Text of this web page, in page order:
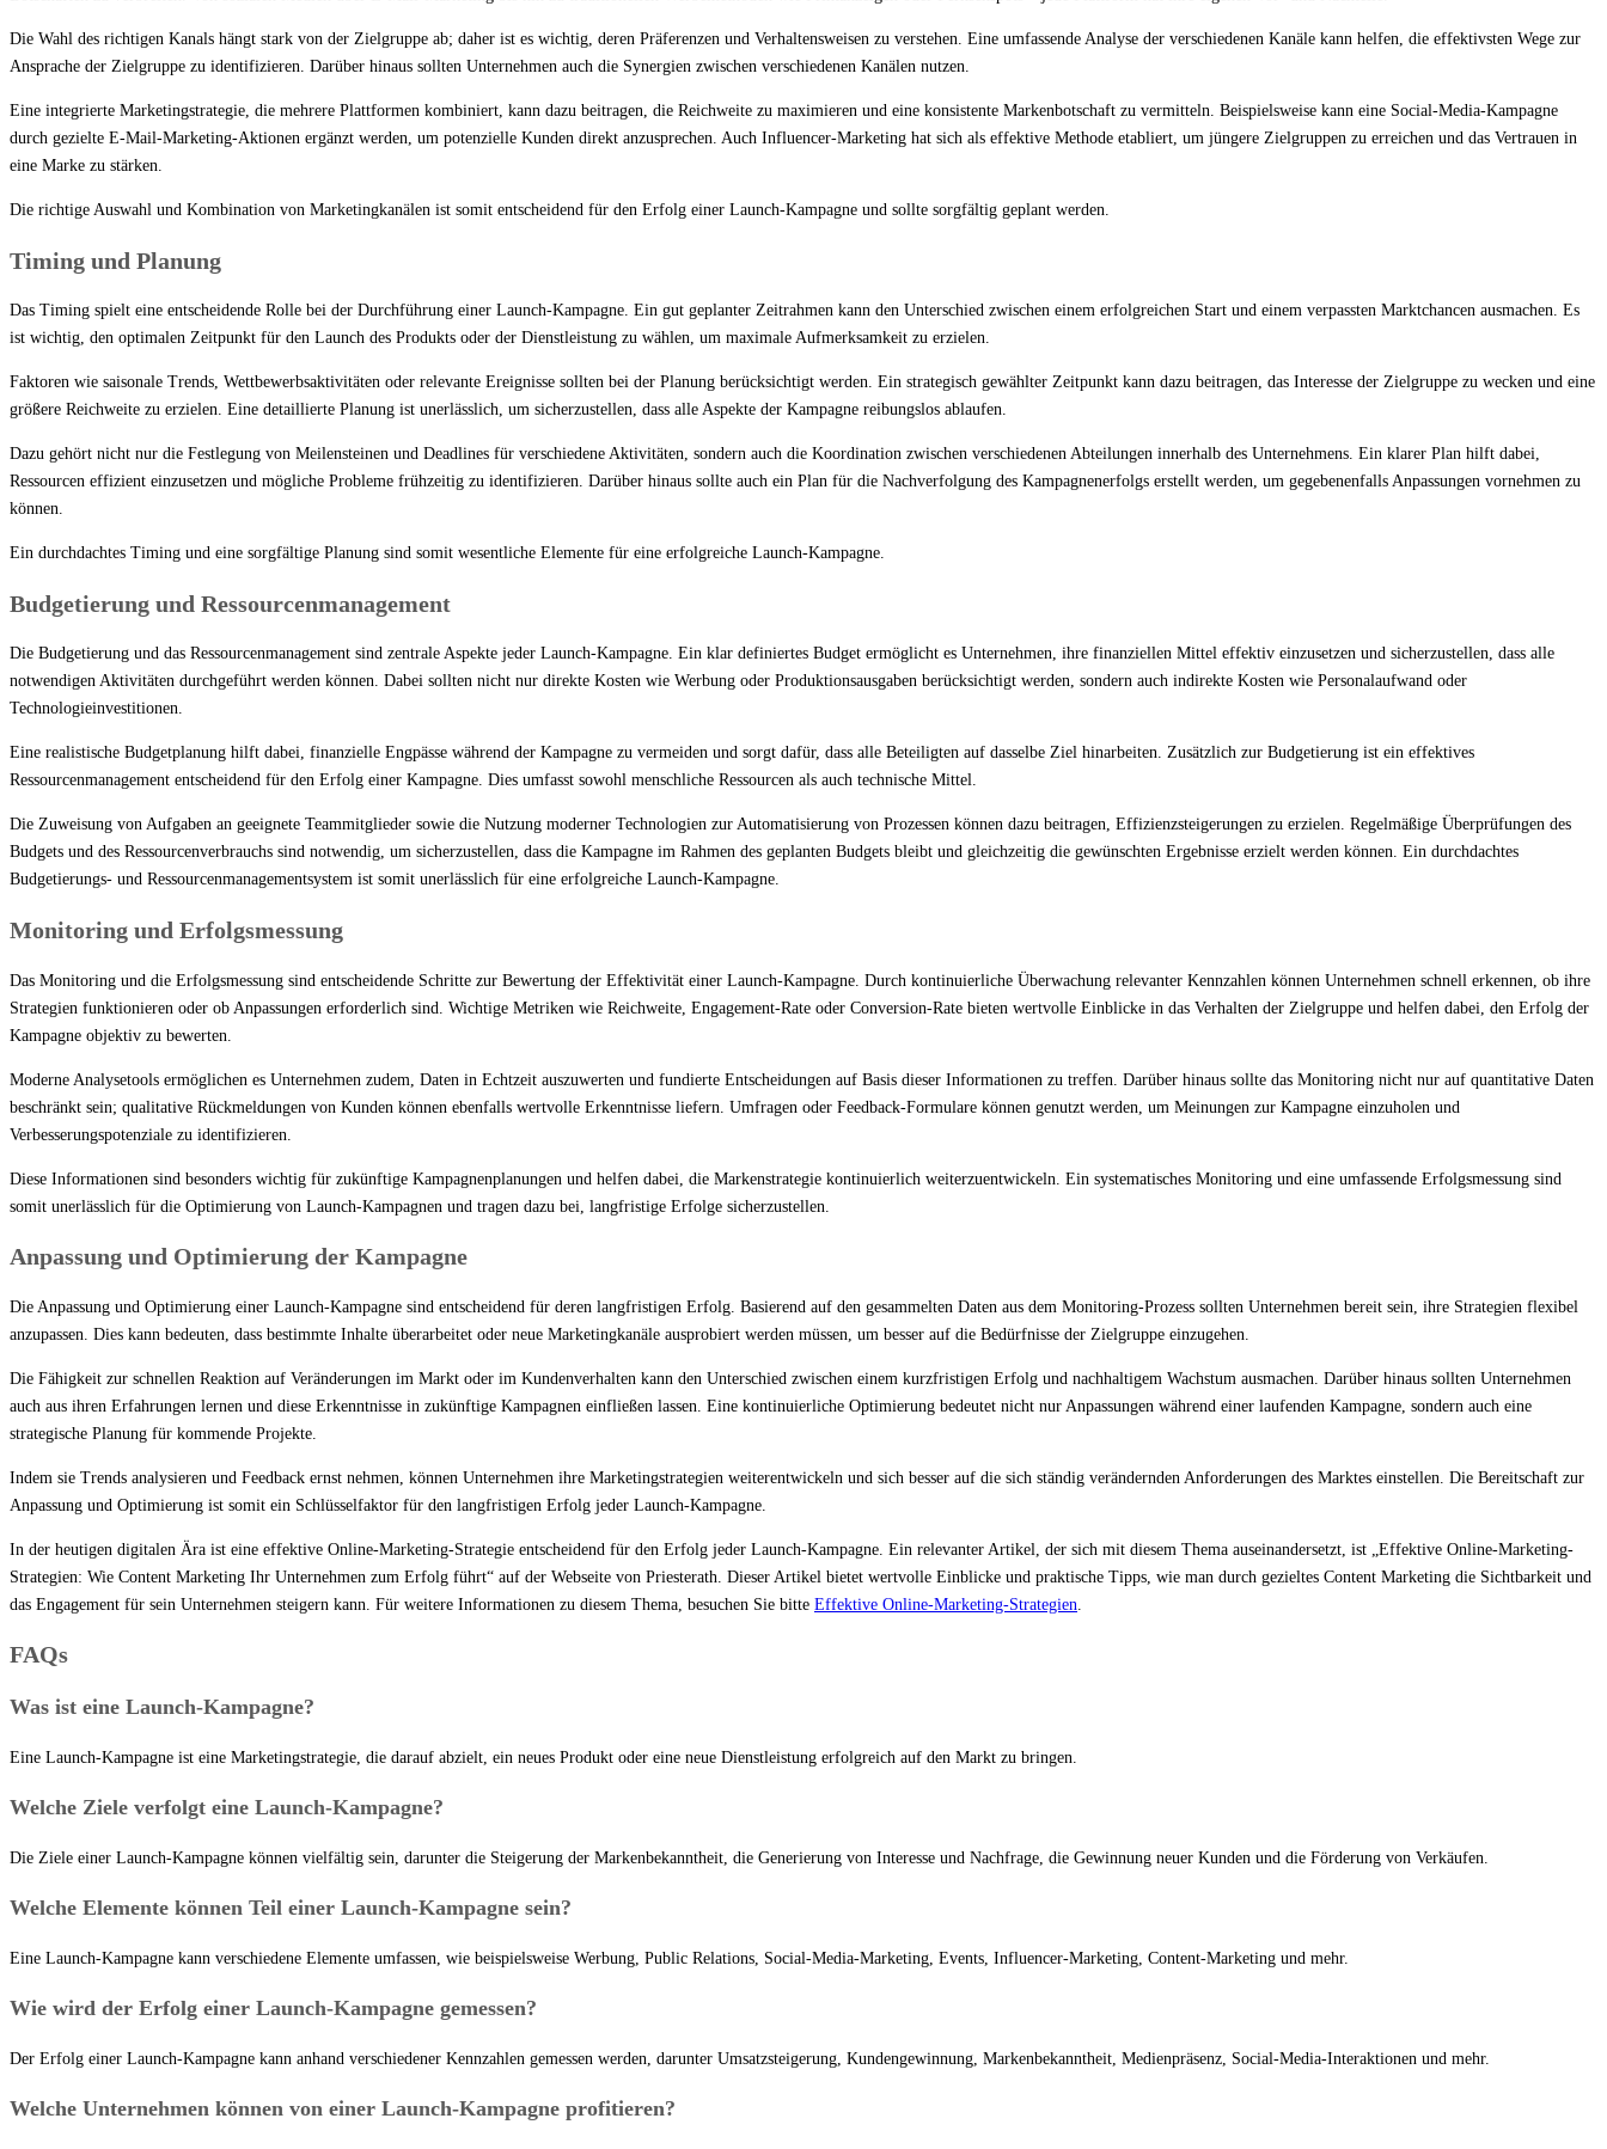
Die Wahl des richtigen Kanals hängt stark von der Zielgruppe ab; daher ist es wichtig, deren Präferenzen und Verhaltensweisen zu verstehen. Eine umfassende Analyse der verschiedenen Kanäle kann helfen, die effektivsten Wege zur
Ansprache der Zielgruppe zu identifizieren. Darüber hinaus sollten Unternehmen auch die Synergien zwischen verschiedenen Kanälen nutzen.
Eine integrierte Marketingstrategie, die mehrere Plattformen kombiniert, kann dazu beitragen, die Reichweite zu maximieren und eine konsistente Markenbotschaft zu vermitteln. Beispielsweise kann eine Social-Media-Kampagne
durch gezielte E-Mail-Marketing-Aktionen ergänzt werden, um potenzielle Kunden direkt anzusprechen. Auch Influencer-Marketing hat sich als effektive Methode etabliert, um jüngere Zielgruppen zu erreichen und das Vertrauen in
eine Marke zu stärken.
Die richtige Auswahl und Kombination von Marketingkanälen ist somit entscheidend für den Erfolg einer Launch-Kampagne und sollte sorgfältig geplant werden.
Timing und Planung
Das Timing spielt eine entscheidende Rolle bei der Durchführung einer Launch-Kampagne. Ein gut geplanter Zeitrahmen kann den Unterschied zwischen einem erfolgreichen Start und einem verpassten Marktchancen ausmachen. Es
ist wichtig, den optimalen Zeitpunkt für den Launch des Produkts oder der Dienstleistung zu wählen, um maximale Aufmerksamkeit zu erzielen.
Faktoren wie saisonale Trends, Wettbewerbsaktivitäten oder relevante Ereignisse sollten bei der Planung berücksichtigt werden. Ein strategisch gewählter Zeitpunkt kann dazu beitragen, das Interesse der Zielgruppe zu wecken und eine
größere Reichweite zu erzielen. Eine detaillierte Planung ist unerlässlich, um sicherzustellen, dass alle Aspekte der Kampagne reibungslos ablaufen.
Dazu gehört nicht nur die Festlegung von Meilensteinen und Deadlines für verschiedene Aktivitäten, sondern auch die Koordination zwischen verschiedenen Abteilungen innerhalb des Unternehmens. Ein klarer Plan hilft dabei,
Ressourcen effizient einzusetzen und mögliche Probleme frühzeitig zu identifizieren. Darüber hinaus sollte auch ein Plan für die Nachverfolgung des Kampagnenerfolgs erstellt werden, um gegebenenfalls Anpassungen vornehmen zu
können.
Ein durchdachtes Timing und eine sorgfältige Planung sind somit wesentliche Elemente für eine erfolgreiche Launch-Kampagne.
Budgetierung und Ressourcenmanagement
Die Budgetierung und das Ressourcenmanagement sind zentrale Aspekte jeder Launch-Kampagne. Ein klar definiertes Budget ermöglicht es Unternehmen, ihre finanziellen Mittel effektiv einzusetzen und sicherzustellen, dass alle
notwendigen Aktivitäten durchgeführt werden können. Dabei sollten nicht nur direkte Kosten wie Werbung oder Produktionsausgaben berücksichtigt werden, sondern auch indirekte Kosten wie Personalaufwand oder
Technologieinvestitionen.
Eine realistische Budgetplanung hilft dabei, finanzielle Engpässe während der Kampagne zu vermeiden und sorgt dafür, dass alle Beteiligten auf dasselbe Ziel hinarbeiten. Zusätzlich zur Budgetierung ist ein effektives
Ressourcenmanagement entscheidend für den Erfolg einer Kampagne. Dies umfasst sowohl menschliche Ressourcen als auch technische Mittel.
Die Zuweisung von Aufgaben an geeignete Teammitglieder sowie die Nutzung moderner Technologien zur Automatisierung von Prozessen können dazu beitragen, Effizienzsteigerungen zu erzielen. Regelmäßige Überprüfungen des
Budgets und des Ressourcenverbrauchs sind notwendig, um sicherzustellen, dass die Kampagne im Rahmen des geplanten Budgets bleibt und gleichzeitig die gewünschten Ergebnisse erzielt werden können. Ein durchdachtes
Budgetierungs- und Ressourcenmanagementsystem ist somit unerlässlich für eine erfolgreiche Launch-Kampagne.
Monitoring und Erfolgsmessung
Das Monitoring und die Erfolgsmessung sind entscheidende Schritte zur Bewertung der Effektivität einer Launch-Kampagne. Durch kontinuierliche Überwachung relevanter Kennzahlen können Unternehmen schnell erkennen, ob ihre
Strategien funktionieren oder ob Anpassungen erforderlich sind. Wichtige Metriken wie Reichweite, Engagement-Rate oder Conversion-Rate bieten wertvolle Einblicke in das Verhalten der Zielgruppe und helfen dabei, den Erfolg der
Kampagne objektiv zu bewerten.
Moderne Analysetools ermöglichen es Unternehmen zudem, Daten in Echtzeit auszuwerten und fundierte Entscheidungen auf Basis dieser Informationen zu treffen. Darüber hinaus sollte das Monitoring nicht nur auf quantitative Daten
beschränkt sein; qualitative Rückmeldungen von Kunden können ebenfalls wertvolle Erkenntnisse liefern. Umfragen oder Feedback-Formulare können genutzt werden, um Meinungen zur Kampagne einzuholen und
Verbesserungspotenziale zu identifizieren.
Diese Informationen sind besonders wichtig für zukünftige Kampagnenplanungen und helfen dabei, die Markenstrategie kontinuierlich weiterzuentwickeln. Ein systematisches Monitoring und eine umfassende Erfolgsmessung sind
somit unerlässlich für die Optimierung von Launch-Kampagnen und tragen dazu bei, langfristige Erfolge sicherzustellen.
Anpassung und Optimierung der Kampagne
Die Anpassung und Optimierung einer Launch-Kampagne sind entscheidend für deren langfristigen Erfolg. Basierend auf den gesammelten Daten aus dem Monitoring-Prozess sollten Unternehmen bereit sein, ihre Strategien flexibel
anzupassen. Dies kann bedeuten, dass bestimmte Inhalte überarbeitet oder neue Marketingkanäle ausprobiert werden müssen, um besser auf die Bedürfnisse der Zielgruppe einzugehen.
Die Fähigkeit zur schnellen Reaktion auf Veränderungen im Markt oder im Kundenverhalten kann den Unterschied zwischen einem kurzfristigen Erfolg und nachhaltigem Wachstum ausmachen. Darüber hinaus sollten Unternehmen
auch aus ihren Erfahrungen lernen und diese Erkenntnisse in zukünftige Kampagnen einfließen lassen. Eine kontinuierliche Optimierung bedeutet nicht nur Anpassungen während einer laufenden Kampagne, sondern auch eine
strategische Planung für kommende Projekte.
Indem sie Trends analysieren und Feedback ernst nehmen, können Unternehmen ihre Marketingstrategien weiterentwickeln und sich besser auf die sich ständig verändernden Anforderungen des Marktes einstellen. Die Bereitschaft zur
Anpassung und Optimierung ist somit ein Schlüsselfaktor für den langfristigen Erfolg jeder Launch-Kampagne.
In der heutigen digitalen Ära ist eine effektive Online-Marketing-Strategie entscheidend für den Erfolg jeder Launch-Kampagne. Ein relevanter Artikel, der sich mit diesem Thema auseinandersetzt, ist „Effektive Online-Marketing-
Strategien: Wie Content Marketing Ihr Unternehmen zum Erfolg führt“ auf der Webseite von Priesterath. Dieser Artikel bietet wertvolle Einblicke und praktische Tipps, wie man durch gezieltes Content Marketing die Sichtbarkeit und
das Engagement für sein Unternehmen steigern kann. Für weitere Informationen zu diesem Thema, besuchen Sie bitte Effektive Online-Marketing-Strategien
FAQs
Was ist eine Launch-Kampagne?
Eine Launch-Kampagne ist eine Marketingstrategie, die darauf abzielt, ein neues Produkt oder eine neue Dienstleistung erfolgreich auf den Markt zu bringen.
Welche Ziele verfolgt eine Launch-Kampagne?
Die Ziele einer Launch-Kampagne können vielfältig sein, darunter die Steigerung der Markenbekanntheit, die Generierung von Interesse und Nachfrage, die Gewinnung neuer Kunden und die Förderung von Verkäufen.
Welche Elemente können Teil einer Launch-Kampagne sein?
Eine Launch-Kampagne kann verschiedene Elemente umfassen, wie beispielsweise Werbung, Public Relations, Social-Media-Marketing, Events, Influencer-Marketing, Content-Marketing und mehr.
Wie wird der Erfolg einer Launch-Kampagne gemessen?
Der Erfolg einer Launch-Kampagne kann anhand verschiedener Kennzahlen gemessen werden, darunter Umsatzsteigerung, Kundengewinnung, Markenbekanntheit, Medienpräsenz, Social-Media-Interaktionen und mehr.
Welche Unternehmen können von einer Launch-Kampagne profitieren?